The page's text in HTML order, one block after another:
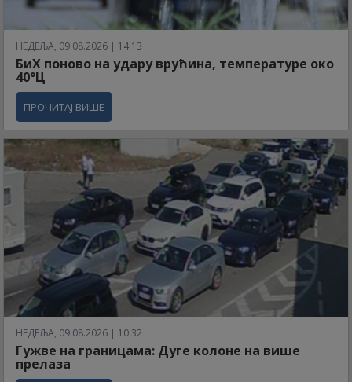
НЕДЕЉА, 09.08.2026 | 14:13
БиХ поново на удару врућина, температуре око
40°Ц
ПРОЧИТАЈ ВИШЕ
НЕДЕЉА, 09.08.2026 | 10:32
Гужве на границама: Дуге колоне на више
прелаза